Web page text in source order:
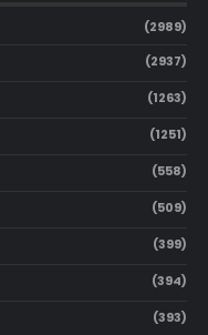
(2989)
(2937)
(1263)
(1251)
(558)
(509)
(399)
(394)
(393)